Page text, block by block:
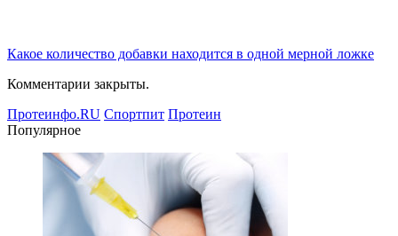
Какое количество добавки находится в одной мерной ложке
Комментарии закрыты.
Протеинфо.RU Спортпит Протеин
Популярное